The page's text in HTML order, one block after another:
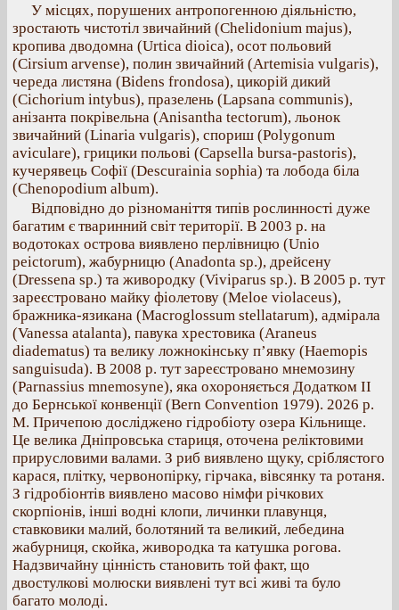
У місцях, порушених антропогенною діяльністю,
зростають чистотіл звичайний (Chelidonium majus),
кропива дводомна (Urtica dioica), осот польовий
(Cirsium arvense), полин звичайний (Artemisia vulgaris),
череда листяна (Bidens frondosa), цикорій дикий
(Cichorium intybus), празелень (Lapsana communis),
анізанта покрівельна (Anisantha tectorum), льонок
звичайний (Linaria vulgaris), спориш (Polygonum
aviculare), грицики польові (Capsella bursa-pastoris),
кучерявець Софії (Descurainia sophia) та лобода біла
(Chenopodium album).
Відповідно до різноманіття типів рослинності дуже
багатим є тваринний світ території. В 2003 р. на
водотоках острова виявлено перлівницю (Unio
peictorum), жабурницю (Anadonta sp.), дрейсену
(Dressena sp.) та живородку (Viviparus sp.). В 2005 р. тут
зареєстровано майку фіолетову (Meloe violaceus),
бражника-язикана (Macroglossum stellatarum), адмірала
(Vanessa atalanta), павука хрестовика (Araneus
diadematus) та велику ложнокінську п’явку (Haemopis
sanguisuda). В 2008 р. тут зареєстровано мнемозину
(Parnassius mnemosyne), яка охороняється Додатком ІІ
до Бернської конвенції (Bern Convention 1979). 2026 р.
М. Причепою досліджено гідробіоту озера Кільнище.
Це велика Дніпровська стариця, оточена реліктовими
прирусловими валами. З риб виявлено щуку, сріблястого
карася, плітку, червонопірку, гірчака, вівсянку та ротаня.
З гідробіонтів виявлено масово німфи річкових
скорпіонів, інші водні клопи, личинки плавунця,
ставковики малий, болотяний та великий, лебедина
жабурниця, скойка, живородка та катушка рогова.
Надзвичайну цінність становить той факт, що
двостулкові молюски виявлені тут всі живі та було
багато молоді.